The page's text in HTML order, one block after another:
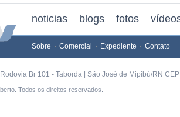
noticias blogs fotos
Sobre Comercial Expediente Contato
Br 101 - Taborda | São José de Mipibú/RN
Todos os direitos reservados.